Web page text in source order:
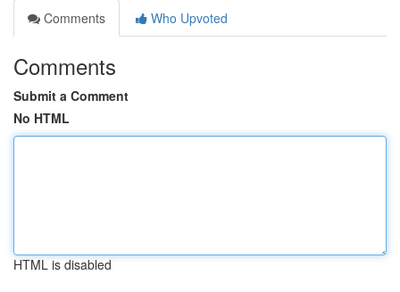
Comments
Who Upvoted
Comments
Submit a Comment
No HTML
HTML is disabled